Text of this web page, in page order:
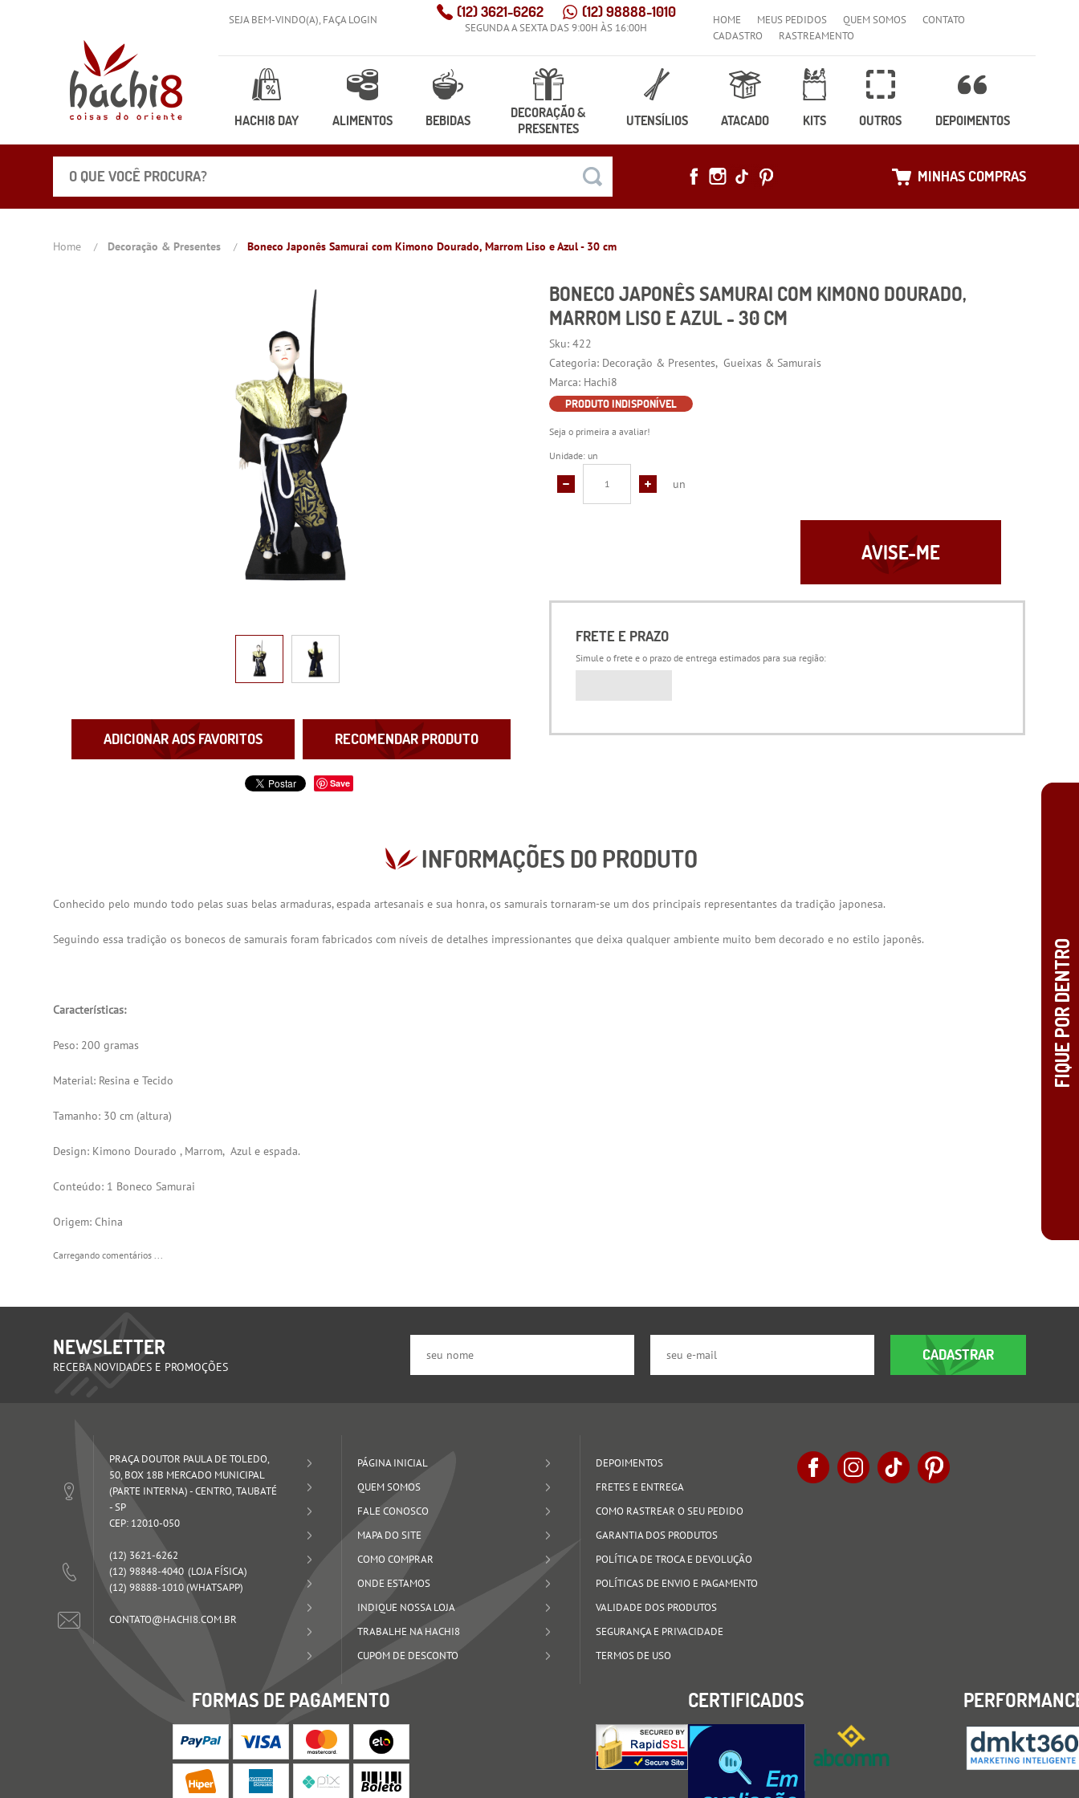
SEJA BEM-VINDO(A), FAÇA LOGIN (12)3621-6262 (12)98888-1010
SEGUNDA A SEXTA DAS 9:00H ÀS 16:00H
HOME MEUS PEDIDOS QUEM SOMOS
CONTATO
CADASTRO
RASTREAMENTO
HACHI8 DAY ALIMENTOS BEBIDAS
DECORAÇÃO &
PRESENTES
UTENSÍLIOS ATACADO KITS OUTROS DEPOIMENTOS
MINHAS COMPRAS
Home Decoração & Presentes Boneco Japonês Samurai com Kimono Dourado, Marrom Liso e Azul - 30 cm
ADICIONAR AOS FAVORITOS RECOMENDAR PRODUTO
Save
BONECO JAPONÊS SAMURAI COM KIMONO DOURADO,
MARROM LISO E AZUL - 30 CM
Sku:422
Categoria: Decoração & Presentes
Gueixas & Samurais
Marca: Hachi8
PRODUTO INDISPONÍVEL
Seja o primeira a avaliar!
Unidade: un
un
AVISE-ME
FRETE E PRAZO
Simule o frete e o prazo de entrega estimados para sua região:
INFORMAÇÕES DO PRODUTO
Conhecido pelo mundo todo pelas suas belas armaduras, espada artesanais e sua honra, os samurais tornaram-se um dos principais representantes da tradição japonesa.
Seguindo essa tradição os bonecos de samurais foram fabricados com níveis de detalhes impressionantes que deixa qualquer ambiente muito bem decorado e no estilo japonês.
Características:
Peso: 200 gramas
Material: Resina e Tecido
Tamanho: 30 cm (altura)
Design: Kimono Dourado , Marrom, Azul e espada.
Conteúdo: 1 Boneco Samurai
Origem: China
Carregando comentários ...
NEWSLETTER
RECEBA NOVIDADES E PROMOÇÕES
CADASTRAR
PRAÇA DOUTOR PAULA DE TOLEDO,
50, BOX 18B MERCADO MUNICIPAL
(PARTE INTERNA)-CENTRO, TAUBATÉ
-SP
CEP: 12010-050
(12) 3621-6262
(12) 98848-4040
(12) 98888-1010(WHATSAPP)
CONTATO@HACHI8.COM.BR
PÁGINA INICIAL
QUEM SOMOS
FALE CONOSCO
MAPA DO SITE
COMO COMPRAR
ONDE ESTAMOS
INDIQUE NOSSA LOJA
TRABALHE NA HACHI8
CUPOM DE DESCONTO
DEPOIMENTOS
FRETES E ENTREGA
COMO RASTREAR O SEU PEDIDO
GARANTIA DOS PRODUTOS
POLÍTICA DE TROCA E DEVOLUÇÃO
POLÍTICAS DE ENVIO E PAGAMENTO
VALIDADE DOS PRODUTOS
SEGURANÇA E PRIVACIDADE
TERMOS DE USO
FORMAS DE PAGAMENTO CERTIFICADOS